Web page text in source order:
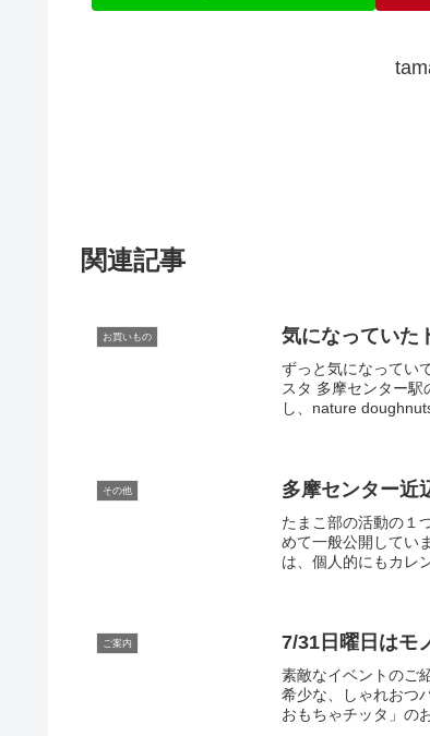
関連記事
お買いもの 気になっていた
ずっと気になってい
スタ 多摩センター
し、nature
その他 多摩センター近
たまこ部の活動の１
めて一般公開してい
は、個人的にもカレ
ご案内 7/31日曜日はモ
素敵なイベントのご
希少な、しゃれおつ
おもちゃチッタ」の